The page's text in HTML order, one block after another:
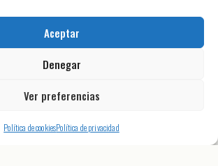
Aceptar
Denegar
Ver preferencias
Política de cookiesPolítica de privacidad